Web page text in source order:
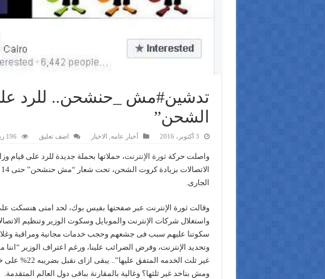
تدشين#مش _حنشحن.. للرد
الشحن”
3 أكتوبر، 2016 أخبار عامه الاخبار اضف تعليق 196 زيارة
واصلت حركة ثورة الإنترنت، حملاتها بحملة جديدة للرد على قيام
الجارى.
وقالت ثورة الإنترنت عبر صفحتها بفيس بوك، لحد امتى هنسكت
واستغلال شركات الإنترنت والموبايل وسكوت الوزير وتنظيم
سكوتنا عليهم سبب فى جشعهم وحجب خدمات مجانية ومراقبة وغلاء
وتحديد الإنترنت، وفرض الضرائب علينا، ورغم اعتراف الوزير
غير ثلث الخدمه المتفق
ومش بناخد غير ثلثها؟ وغالية بالمقارنة بباقى دول العالم المتقدمة.